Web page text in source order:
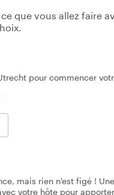
que vous allez faire
pour commencer
mais rien n'est figé !
votre hôte pour